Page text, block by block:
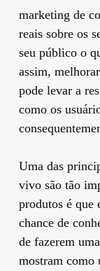
marketing de
reais sobre os
seu público o
assim,
pode levar a
como os
Uma das
vivo são tão
produtos é que
chance de
de fazerem
mostram como